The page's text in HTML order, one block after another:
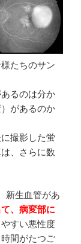
たちのサン
るのは分か
があるのか
撮影した蛍
、さらに数
新生血管があ
、病変部に
すい悪性度
間がたつご